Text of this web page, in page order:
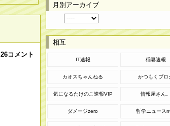
26コメント
月別アーカイブ
相互
IT速報 稲妻速報
カオスちゃんねる かつもくブロ
気になるたけのこ速報VIP 情報屋さん。
ダメージzero 哲学ニュース